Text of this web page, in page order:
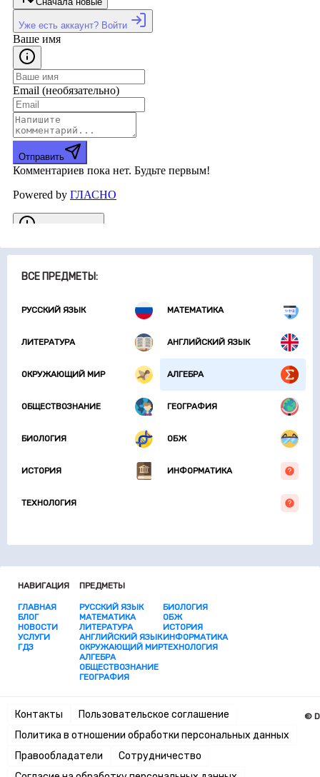
ВСЕ ПРЕДМЕТЫ:
РУССКИЙ ЯЗЫК МАТЕМАТИКА
ЛИТЕРАТУРА АНГЛИЙСКИЙ ЯЗЫК
ОКРУЖАЮЩИЙ МИР АЛГЕБРА
ОБЩЕСТВОЗНАНИЕ ГЕОГРАФИЯ
БИОЛОГИЯ ОБЖ
ИСТОРИЯ ИНФОРМАТИКА
ТЕХНОЛОГИЯ
НАВИГАЦИЯ
ГЛАВНАЯ
БЛОГ
НОВОСТИ
УСЛУГИ
ГДЗ
ПРЕДМЕТЫ
РУССКИЙ ЯЗЫК
МАТЕМАТИКА
ЛИТЕРАТУРА
АНГЛИЙСКИЙ ЯЗЫК
ОКРУЖАЮЩИЙ МИР
АЛГЕБРА
ОБЩЕСТВОЗНАНИЕ
ГЕОГРАФИЯ
БИОЛОГИЯ
ОБЖ
ИСТОРИЯ
ИНФОРМАТИКА
ТЕХНОЛОГИЯ
Контакты
Пользовательское соглашение
Политика в отношении обработки персональных данных
Правообладатели
Сотрудничество
©